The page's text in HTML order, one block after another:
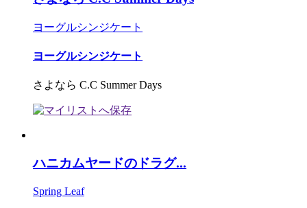
ヨーグルシンジケート
ヨーグルシンジケート
さよなら C.C Summer Days
ハニカムヤードのドラグ...
Spring Leaf